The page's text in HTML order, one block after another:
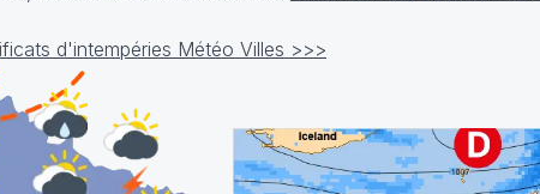
d'intempéries Météo Villes >>>